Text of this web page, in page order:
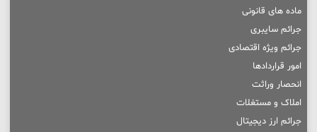
ماده های قانونی
جرائم سایبری
جرائم ویژه اقتصادی
امور قراردادها
انحصار وراثت
املاک و مستغلات
جرائم ارز دیجیتال